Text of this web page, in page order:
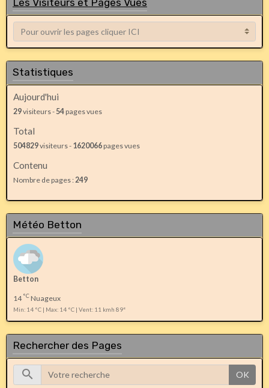
Statistiques
Aujourd'hui
29visiteurs - 54pages vues
Total
504829visiteurs - 1620066pages vues
Contenu
Nombre de pages :249
Météo Betton
Betton
14 °CNuageux
Min: 14 °C | Max: 14 °C | Vent: 11 kmh 89°
Rechercher des Pages
OK